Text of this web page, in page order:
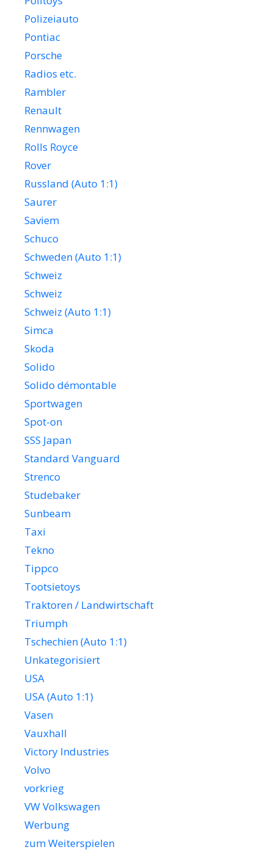
Polizeiauto
Pontiac
Porsche
Radios etc.
Rambler
Renault
Rennwagen
Rolls Royce
Rover
Russland (Auto 1:1)
Saurer
Saviem
Schuco
Schweden (Auto 1:1)
Schweiz
Schweiz
Schweiz (Auto 1:1)
Simca
Skoda
Solido
Solido démontable
Sportwagen
Spot-on
SSS Japan
Standard Vanguard
Strenco
Studebaker
Sunbeam
Taxi
Tekno
Tippco
Tootsietoys
Traktoren / Landwirtschaft
Triumph
Tschechien (Auto 1:1)
Unkategorisiert
USA
USA (Auto 1:1)
Vasen
Vauxhall
Victory Industries
Volvo
vorkrieg
VW Volkswagen
Werbung
zum Weiterspielen